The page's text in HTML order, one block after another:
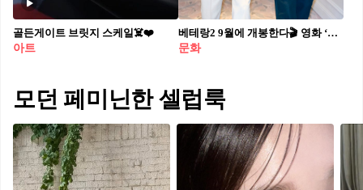
골든게이트 브릿지 스케일☠️❤️
아트
베테랑2 9월에 개봉한다🎬 영화 ‘베테랑 2’가 오는 9월 국내 개봉을 확정했습니다. ‘베테랑 2’는 정해인 합류 소식과 함께 칸 국제영화제 공개 이후 뜨거운 호평을 받았는데요. 1편은 재벌 3세 조태오와 형사 5인방의 대결을 그린 작품이었다면, 2편의 메인 서사는 연쇄 살인범 추격으로 더 거칠고 진해진 액션에 대한 기대감을 불어 넣을 예정입니다.
문화
모던 페미닌한 셀럽룩